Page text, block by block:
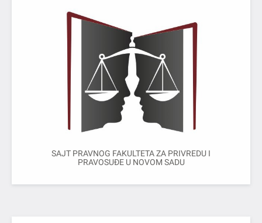
SAJT PRAVNOG FAKULTETA ZA PRIVREDU I
PRAVOSUĐE U NOVOM SADU